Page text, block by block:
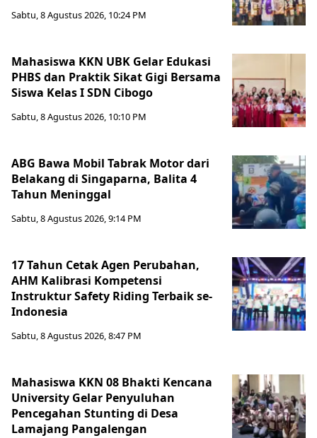
Sabtu, 8 Agustus 2026, 10:24 PM
Mahasiswa KKN UBK Gelar Edukasi
PHBS dan Praktik Sikat Gigi Bersama
Siswa Kelas I SDN Cibogo
Sabtu, 8 Agustus 2026, 10:10 PM
ABG Bawa Mobil Tabrak Motor dari
Belakang di Singaparna, Balita 4
Tahun Meninggal
Sabtu, 8 Agustus 2026, 9:14 PM
17 Tahun Cetak Agen Perubahan,
AHM Kalibrasi Kompetensi
Instruktur Safety Riding Terbaik se-
Indonesia
Sabtu, 8 Agustus 2026, 8:47 PM
Mahasiswa KKN 08 Bhakti Kencana
University Gelar Penyuluhan
Pencegahan Stunting di Desa
Lamajang Pangalengan